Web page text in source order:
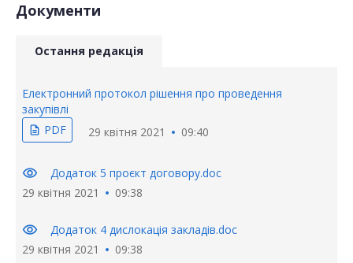
Документи
Остання редакція
Електронний протокол рішення про проведення
закупівлі
description PDF 29 квітня 2021 09:40
visibility
Додаток 5 проєкт договору.doc
29 квітня 2021
09:38
visibility
Додаток 4 дислокація закладів.doc
29 квітня 2021
09:38